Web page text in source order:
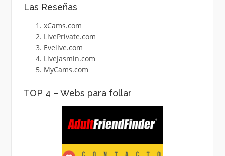
Las Reseñas
xCams.com
LivePrivate.com
Evelive.com
LiveJasmin.com
MyCams.com
TOP 4 – Webs para follar